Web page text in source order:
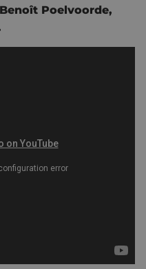
Benoît Poelvoorde,